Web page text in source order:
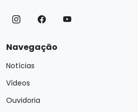
Navegação
Notícias
Vídeos
Ouvidoria